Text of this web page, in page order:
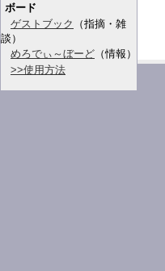
ボード
ゲストブック
（指摘・雑
談）
めろでぃ～ぼーど （情報）
>>使用方法